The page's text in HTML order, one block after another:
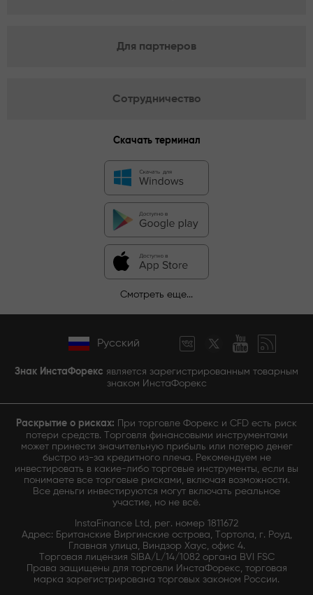
Для партнеров
Сотрудничество
Скачать терминал
Смотреть еще...
Русский
Знак ИнстаФорекс является зарегистрированным товарным
знаком ИнстаФорекс
Раскрытие о рисках: При торговле Форекс и CFD есть риск
потери средств. Торговля финансовыми инструментами
может принести значительную прибыль или потерю денег
быстро из-за кредитного плеча. Рекомендуем не
инвестировать в какие-либо торговые инструменты, если вы
понимаете все торговые рисками, включая возможности.
Все деньги инвестируются могут включать реальное
участие, но не всё.
InstaFinance Ltd, рег. номер 1811672
Адрес: Британские Виргинские острова, Тортола, г. Роуд,
Главная улица, Виндзор Хаус, офис 4.
Торговая лицензия SIBA/L/14/1082 органа BVI FSC
Права защищены для торговли ИнстаФорекс, торговая
марка зарегистрирована торговых законом России.